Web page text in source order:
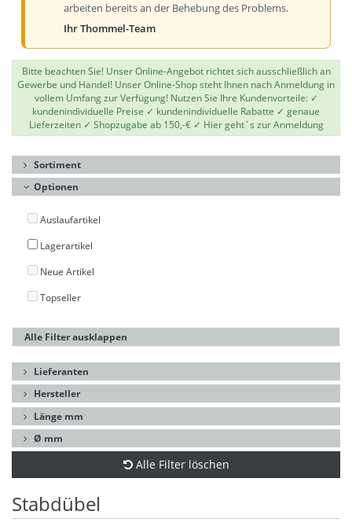
arbeiten bereits an der Behebung des Problems.
Ihr Thommel-Team
Bitte beachten Sie! Unser Online-Angebot richtet sich ausschließlich an
Gewerbe und Handel! Unser Online-Shop steht Ihnen nach Anmeldung in
vollem Umfang zur Verfügung! Nutzen Sie Ihre Kundenvorteile: ✓
kundenindividuelle Preise ✓ kundenindividuelle Rabatte ✓ genaue
Lieferzeiten ✓ Shopzugabe ab 150,-€ ✓ Hier geht`s zur Anmeldung
Sortiment
Optionen
Auslaufartikel
Lagerartikel
Neue Artikel
Topseller
Alle Filter ausklappen
Lieferanten
Hersteller
Länge mm
Ø mm
Alle Filter löschen
Stabdübel